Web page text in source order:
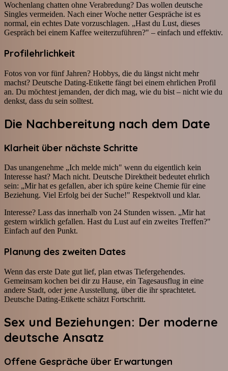
Wochenlang chatten ohne Verabredung? Das wollen deutsche
Singles vermeiden. Nach einer Woche netter Gespräche ist es
normal, ein echtes Date vorzuschlagen. „Hast du Lust, dieses
Gespräch bei einem Kaffee weiterzuführen?" – einfach und effektiv.
Profilehrlichkeit
Fotos von vor fünf Jahren? Hobbys, die du längst nicht mehr
machst? Deutsche Dating-Etikette fängt bei einem ehrlichen Profil
an. Du möchtest jemanden, der dich mag, wie du bist – nicht wie du
denkst, dass du sein solltest.
Die Nachbereitung nach dem Date
Klarheit über nächste Schritte
Das unangenehme „Ich melde mich" wenn du eigentlich kein
Interesse hast? Mach nicht. Deutsche Direktheit bedeutet ehrlich
sein: „Mir hat es gefallen, aber ich spüre keine Chemie für eine
Beziehung. Viel Erfolg bei der Suche!" Respektvoll und klar.
Interesse? Lass das innerhalb von 24 Stunden wissen. „Mir hat
gestern wirklich gefallen. Hast du Lust auf ein zweites Treffen?"
Einfach auf den Punkt.
Planung des zweiten Dates
Wenn das erste Date gut lief, plan etwas Tiefergehendes.
Gemeinsam kochen bei dir zu Hause, ein Tagesausflug in eine
andere Stadt, oder jene Ausstellung, über die ihr sprachtetet.
Deutsche Dating-Etikette schätzt Fortschritt.
Sex und Beziehungen: Der moderne
deutsche Ansatz
Offene Gespräche über Erwartungen